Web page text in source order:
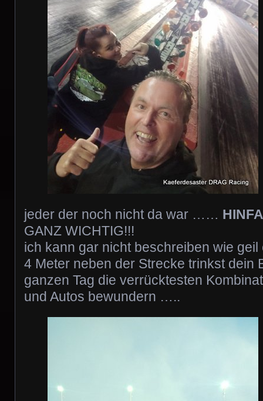
jeder der noch nicht da war ……
GANZ WICHTIG!!!
ich kann gar nicht beschreiben wie
4 Meter neben der Strecke trinkst dein
ganzen Tag die verrücktesten
und Autos bewundern …..